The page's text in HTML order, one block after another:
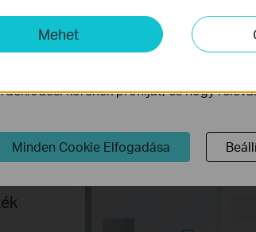
és
Mehet
lehetővé teszik számunkra, hogy
javítsuk és módosítsuk webhelyünk
körének profilját, és hogy
Minden Cookie Elfogadása